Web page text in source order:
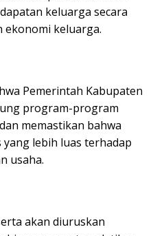
keluarga secara
keluarga.
Pemerintah Kabupaten
program-program
memastikan bahwa
lebih luas terhadap
usaha.
akan diuruskan